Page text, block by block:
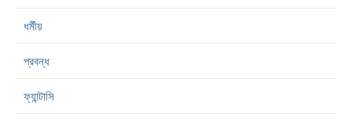
ধর্মীয়
প্রবন্ধ
ফ্যান্টাসি